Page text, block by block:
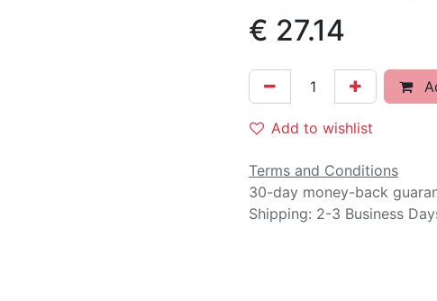
€ 27.14
Add to wishlist
Terms and Conditions
30-day money-back
Shipping: 2-3 Business